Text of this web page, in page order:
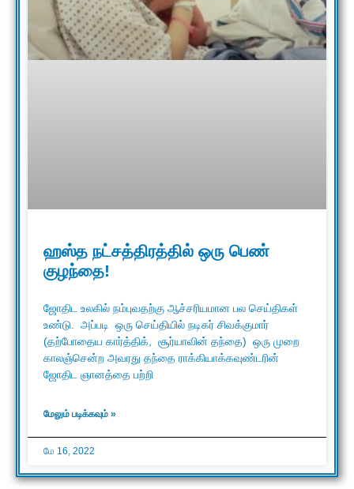
ஹஸ்த நட்சத்திரத்தில் ஒரு பெண்
குழந்தை!
ஜோதிட உலகில் நம்புவதற்கு ஆச்சரியமான பல செய்திகள்
உண்டு. அப்படி ஒரு செய்தியில் நடிகர் சிவக்குமார்
(தற்போதைய கார்த்திக், சூர்யாவின் தந்தை) ஒரு முறை
காலஞ்சென்ற அவரது தந்தை ராக்கியாக்கவுண்டரின்
ஜோதிட ஞானத்தை பற்றி
மேலும் படிக்கவும் »
மே 16, 2022